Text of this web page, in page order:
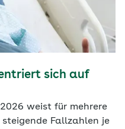
sich auf
weist für mehrere
steigende Fallzahlen je